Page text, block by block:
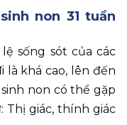
non 31 tuần
sống sót của các
là khá cao, lên đến
non có thể gặp
Thị giác, thính giác